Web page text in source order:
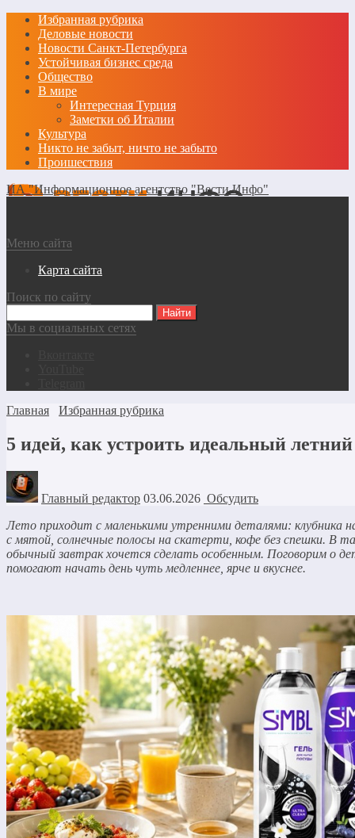
Избранная рубрика
Деловые новости
Новости Санкт-Петербурга
Устойчивая бизнес среда
Общество
В мире
Интересная Турция
Заметки об Италии
Культура
Никто не забыт, ничто не забыто
Проишествия
ИА "Информационное агентство "Вести Инфо"
Меню сайта
Карта сайта
Поиск по сайту
Мы в социальных сетях
Главная
Избранная рубрика
5 идей, как устроить идеальный
Главный редактор 03.06.2026 Обсудить
Лето приходит с маленькими утренними деталями: клубника
с мятой, солнечные полосы на скатерти, кофе без спешки. В
обычный завтрак хочется сделать особенным. Поговорим о
помогают начать день чуть медленнее, ярче и вкуснее.